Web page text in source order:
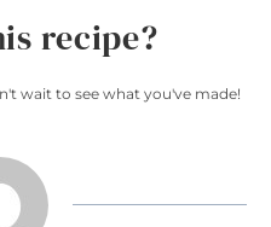
recipe?
wait to see what you've made!